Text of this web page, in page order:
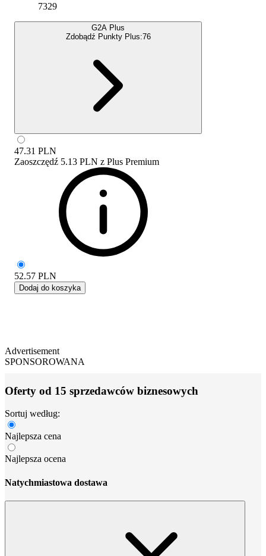
7329
G2A Plus
Zdobądź Punkty Plus:76
47.31 PLN
Zaoszczędź 5.13 PLN z Plus Premium
52.57 PLN
Dodaj do koszyka
Advertisement
SPONSOROWANA
Oferty od 15 sprzedawców biznesowych
Sortuj według:
Najlepsza cena
Najlepsza ocena
Natychmiastowa dostawa